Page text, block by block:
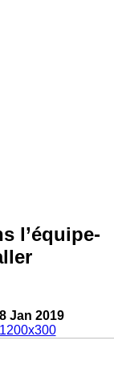
l’équipe-
Jan 2019